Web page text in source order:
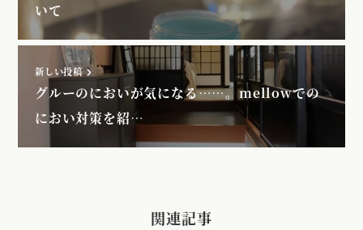
いて
新しい投稿
グルーのにおいが気になる……。mellowでの
におい対策を紹…
関連記事